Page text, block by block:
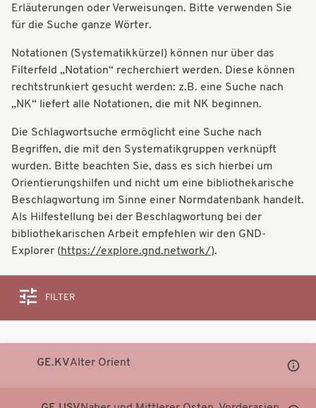
i
n
i
o
n
Erläuterungen oder Verweisungen. Bitte verwenden Sie
für die Suche ganze Wörter.
Notationen (Systematikkürzel) können nur über das
Filterfeld „Notation“ recherchiert werden. Diese können
rechtstrunkiert gesucht werden: z.B. eine Suche nach
„NK“ liefert alle Notationen, die mit NK beginnen.
Die Schlagwortsuche ermöglicht eine Suche nach
Begriffen, die mit den Systematikgruppen verknüpft
wurden. Bitte beachten Sie, dass es sich hierbei um
Orientierungshilfen und nicht um eine bibliothekarische
Beschlagwortung im Sinne einer Normdatenbank handelt.
Als Hilfestellung bei der Beschlagwortung bei der
bibliothekarischen Arbeit empfehlen wir den GND-
Explorer (https://explore.gnd.network/).
Suche
FILTER
GE.KVAlter Orient